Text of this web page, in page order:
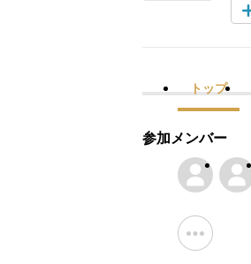
トップ
参加メンバー